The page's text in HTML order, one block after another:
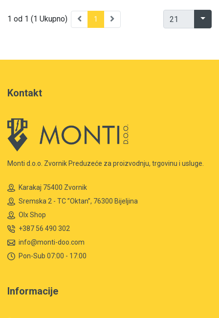
1 od 1 (1 Ukupno) 1
Kontakt
Monti d.o.o. Zvornik Preduzeće za proizvodnju, trgovinu i usluge.
Karakaj 75400 Zvornik
Sremska 2 - TC ”Oktan”, 76300 Bijeljina
Olx Shop
+387 56 490 302
info@monti-doo.com
Pon-Sub 07:00 - 17:00
Informacije